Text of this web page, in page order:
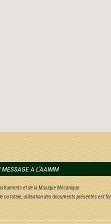
MESSAGE A L'AAIMM
et de la Musique Mécanique
ou totale, utilisation des documents présentés est